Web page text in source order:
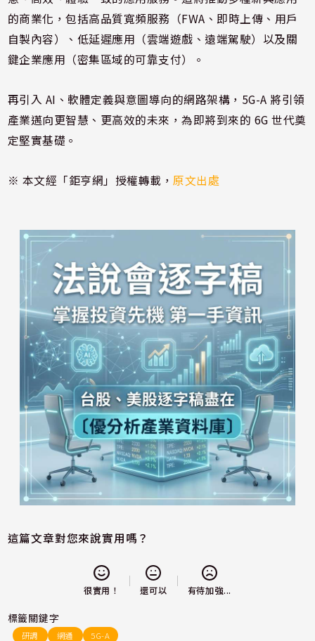
的商業化，包括高品質寬頻服務（FWA、即時上傳、用戶
自製內容）、低延遲應用（雲端遊戲、遠端駕駛）以及關
鍵企業應用（密集區域的可靠支付）。
再引入 AI、軟體定義與意圖導向的網路架構，5G-A 將引領
產業邁向更智慧、更高效的未來，為即將到來的 6G 世代奠
定堅實基礎。
※ 本文經「鉅亨網」授權轉載，原文出處
這篇文章對您來說實用嗎？
很實用！ 還可以 有待加強...
標籤關鍵字
研調 網通 5G-A